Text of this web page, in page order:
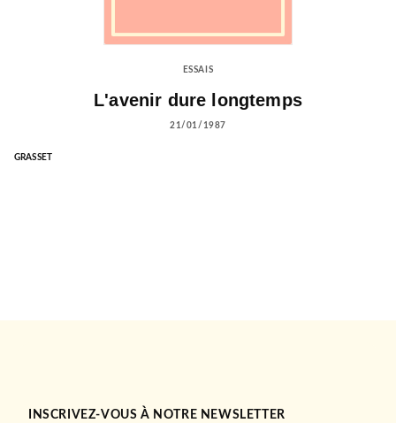
ESSAIS
L'avenir dure longtemps
21/01/1987
GRASSET
INSCRIVEZ-VOUS À NOTRE NEWSLETTER